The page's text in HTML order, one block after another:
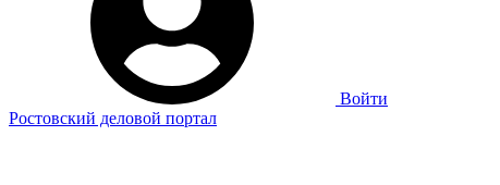
Войти
Ростовский деловой портал